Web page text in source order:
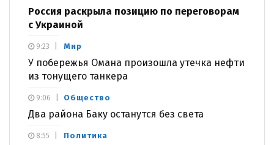
Россия раскрыла позицию по переговорам
с Украиной
Мир
У побережья Омана произошла утечка нефти
из тонущего танкера
9:23
Общество
Два района Баку останутся без света
9:06
Политика
8:55